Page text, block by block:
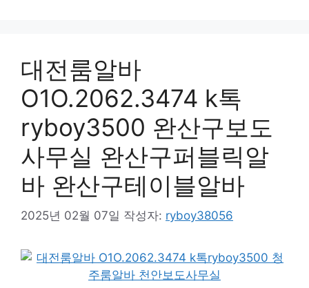
대전룸알바
O1O.2062.3474 k톡
ryboy3500 완산구보도
사무실 완산구퍼블릭알
바 완산구테이블알바
2025년 02월 07일 작성자: ryboy38056